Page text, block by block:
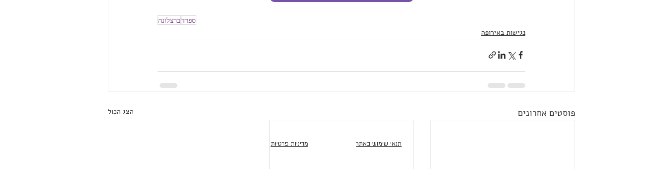
ספרדברצלונה
נגישות באירופה
פוסטים אחרונים הצג הכול
מדיניות פרטיות תנאי שימוש באתר